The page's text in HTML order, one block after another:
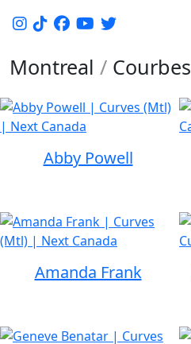
Montreal / Courbes
Abby Powell
Amanda Frank